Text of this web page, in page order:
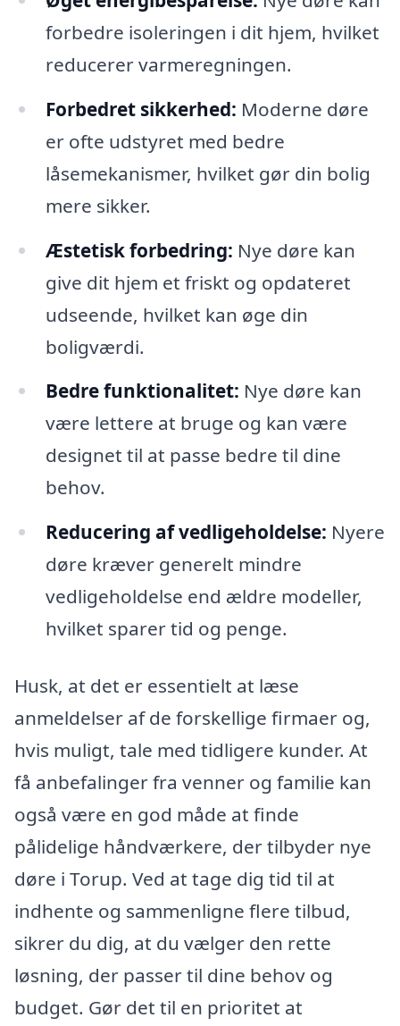
forbedre isoleringen i dit hjem, hvilket
reducerer varmeregningen.
Forbedret sikkerhed: Moderne døre
er ofte udstyret med bedre
låsemekanismer, hvilket gør din bolig
mere sikker.
Æstetisk forbedring: Nye døre kan
give dit hjem et friskt og opdateret
udseende, hvilket kan øge din
boligværdi.
Bedre funktionalitet: Nye døre kan
være lettere at bruge og kan være
designet til at passe bedre til dine
behov.
Reducering af vedligeholdelse: Nyere
døre kræver generelt mindre
vedligeholdelse end ældre modeller,
hvilket sparer tid og penge.
Husk, at det er essentielt at læse
anmeldelser af de forskellige firmaer og,
hvis muligt, tale med tidligere kunder. At
få anbefalinger fra venner og familie kan
også være en god måde at finde
pålidelige håndværkere, der tilbyder nye
døre i Torup. Ved at tage dig tid til at
indhente og sammenligne flere tilbud,
sikrer du dig, at du vælger den rette
løsning, der passer til dine behov og
budget. Gør det til en prioritet at